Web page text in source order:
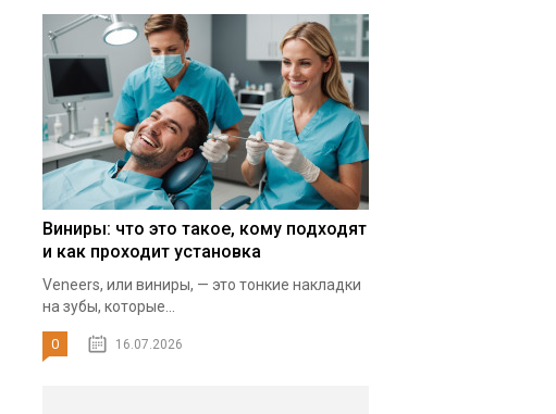
Виниры: что это такое, кому подходят
и как проходит установка
Veneers, или виниры, — это тонкие накладки
на зубы, которые...
0 16.07.2026